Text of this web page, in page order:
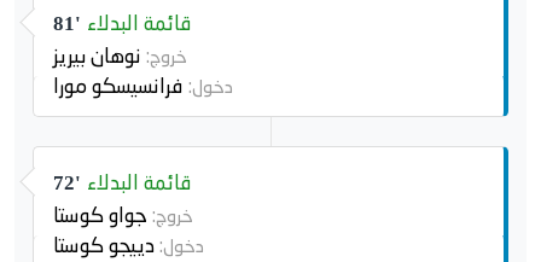
81' قائمة البدلاء
خروج: نوهان بيريز
دخول: فرانسيسكو مورا
72' قائمة البدلاء
خروج: جواو كوستا
دخول:دييجو كوستا